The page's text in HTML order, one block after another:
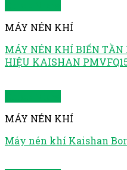
MÁY NÉN KHÍ
MÁY NÉN KHÍ BIẾN
HIỆU KAISHAN
MÁY NÉN KHÍ
Máy nén khí Kaishan